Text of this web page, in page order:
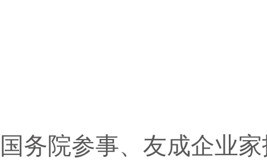
国务院参事、友成企业